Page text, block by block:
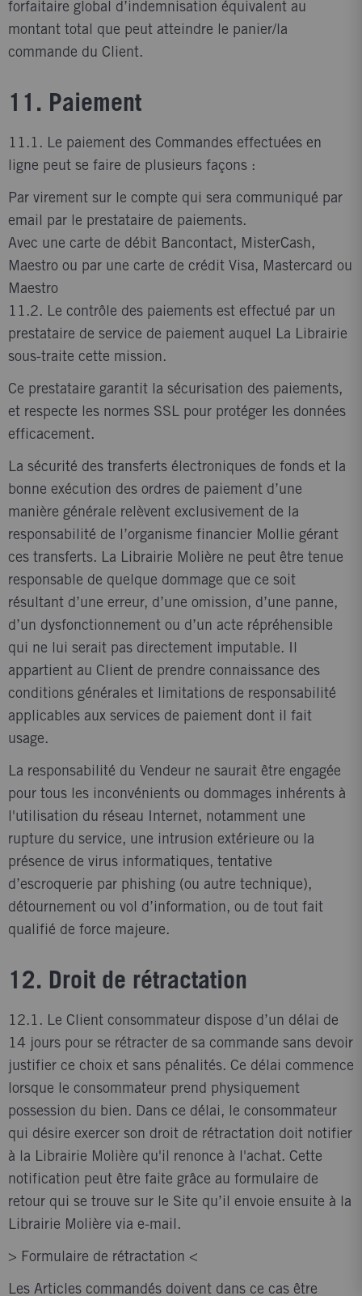
forfaitaire global d’indemnisation équivalent au
montant total que peut atteindre le panier/la
commande du Client.
11. Paiement
11.1. Le paiement des Commandes effectuées en
ligne peut se faire de plusieurs façons :
Par virement sur le compte qui sera communiqué par
email par le prestataire de paiements.
Avec une carte de débit Bancontact, MisterCash,
Maestro ou par une carte de crédit Visa, Mastercard ou
Maestro
11.2. Le contrôle des paiements est effectué par un
prestataire de service de paiement auquel La Librairie
sous-traite cette mission.
Ce prestataire garantit la sécurisation des paiements,
et respecte les normes SSL pour protéger les données
efficacement.
La sécurité des transferts électroniques de fonds et la
bonne exécution des ordres de paiement d’une
manière générale relèvent exclusivement de la
responsabilité de l’organisme financier Mollie gérant
ces transferts. La Librairie Molière ne peut être tenue
responsable de quelque dommage que ce soit
résultant d’une erreur, d’une omission, d’une panne,
d’un dysfonctionnement ou d’un acte répréhensible
qui ne lui serait pas directement imputable. Il
appartient au Client de prendre connaissance des
conditions générales et limitations de responsabilité
applicables aux services de paiement dont il fait
usage.
La responsabilité du Vendeur ne saurait être engagée
pour tous les inconvénients ou dommages inhérents à
l'utilisation du réseau Internet, notamment une
rupture du service, une intrusion extérieure ou la
présence de virus informatiques, tentative
d’escroquerie par phishing (ou autre technique),
détournement ou vol d’information, ou de tout fait
qualifié de force majeure.
12. Droit de rétractation
12.1. Le Client consommateur dispose d’un délai de
14 jours pour se rétracter de sa commande sans devoir
justifier ce choix et sans pénalités. Ce délai commence
lorsque le consommateur prend physiquement
possession du bien. Dans ce délai, le consommateur
qui désire exercer son droit de rétractation doit notifier
à la Librairie Molière qu'il renonce à l'achat. Cette
notification peut être faite grâce au formulaire de
retour qui se trouve sur le Site qu’il envoie ensuite à la
Librairie Molière via e-mail.
> Formulaire de rétractation <
Les Articles commandés doivent dans ce cas être